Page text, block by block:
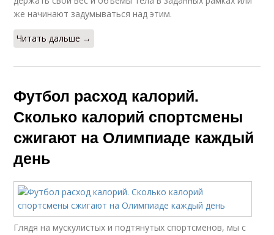
же начинают задумываться над этим.
Читать дальше →
Футбол расход калорий.
Сколько калорий спортсмены
сжигают на Олимпиаде каждый
день
Глядя на мускулистых и подтянутых спортсменов, мы с